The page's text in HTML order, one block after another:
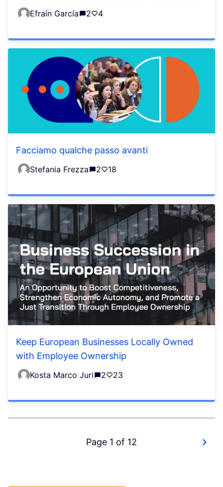
Efraín García 2 4
Facciamo qualche passo avanti
Stefania Frezza 2 18
Keep European Businesses Locally Owned
with Employee Ownership
Kosta Marco Juri 2 23
Page 1 of 12